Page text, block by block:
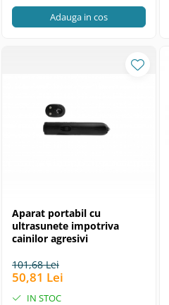
Adauga in cos
Aparat portabil cu
ultrasunete impotriva
cainilor agresivi
101,68 Lei
50,81 Lei
IN STOC